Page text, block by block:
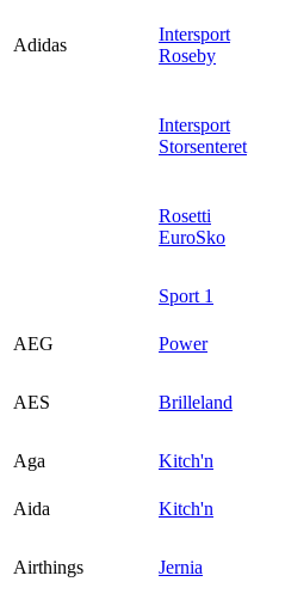
Adidas
Intersport
Roseby
Intersport
Storsenteret
Rosetti
EuroSko
Sport 1
AEG
Power
AES Brilleland
Aga
Kitch'n
Aida
Kitch'n
Airthings Jernia